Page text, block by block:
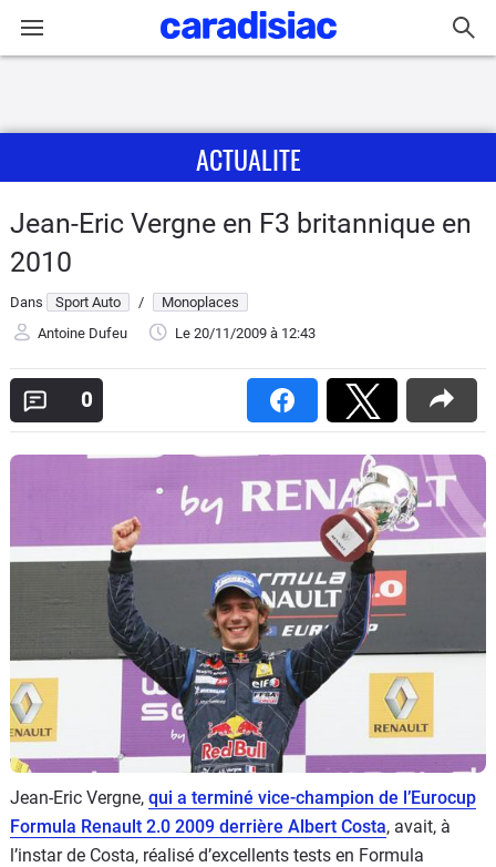
Actu
Essais
Guide
Electriques
Utilitaires
Auto
Services
Forum
Moto
Marques
ACTUALITE
Jean-Eric Vergne en F3 britannique en
2010
Dans Sport Auto /
Monoplaces
Antoine Dufeu
Le 20/11/2009 à 12:43
0
Jean-Eric Vergne, qui a terminé vice-champion de l’Eurocup
Formula Renault 2.0 2009 derrière Albert Costa, avait, à
l’instar de Costa, réalisé d’excellents tests en Formula